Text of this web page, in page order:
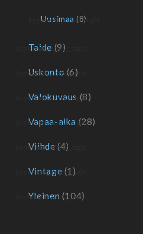
Uusimaa (8)
Taide (9)
Uskonto (6)
Valokuvaus (8)
Vapaa-aika (28)
Viihde (4)
Vintage (1)
Yleinen (104)